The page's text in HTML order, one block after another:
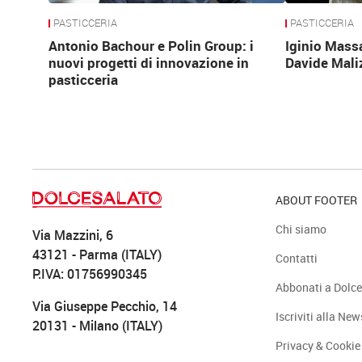
PASTICCERIA
Antonio Bachour e Polin Group: i
nuovi progetti di innovazione in
pasticceria
PASTICCERIA
Iginio
Davide
Via Mazzini, 6
43121 - Parma (ITALY)
P.IVA: 01756990345
Via Giuseppe Pecchio, 14
20131 - Milano (ITALY)
ABOUT FOOTER
Chi siamo
Contatti
Abbonati a
Iscriviti alla
Privacy &